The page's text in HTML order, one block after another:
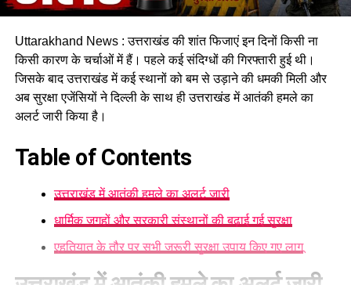
Uttarakhand News : उत्तराखंड की शांत फिजाएं इन दिनों किसी ना
किसी कारण के चर्चाओं में हैं। पहले कई संदिग्धों की गिरफ्तारी हुई थी।
जिसके बाद उत्तराखंड में कई स्थानों को बम से उड़ाने की धमकी मिली और
अब सुरक्षा एजेंसियों ने दिल्ली के साथ ही उत्तराखंड में आतंकी हमले का
अलर्ट जारी किया है।
Table of Contents
उत्तराखंड में आतंकी हमले का अलर्ट जारी
धार्मिक जगहों और सरकारी संस्थानों की बढ़ाई गई सुरक्षा
एहतियात के तौर पर सभी जरूरी सुरक्षा उपाय किए गए लागू